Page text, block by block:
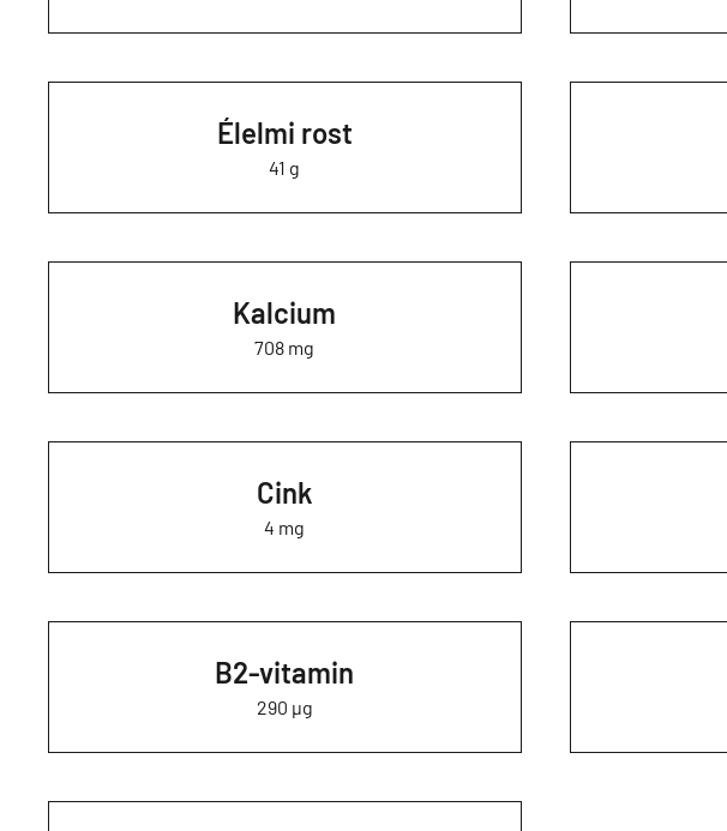
Élelmi rost
41 g
Kalcium
708 mg
Cink
4 mg
B2-vitamin
290 µg